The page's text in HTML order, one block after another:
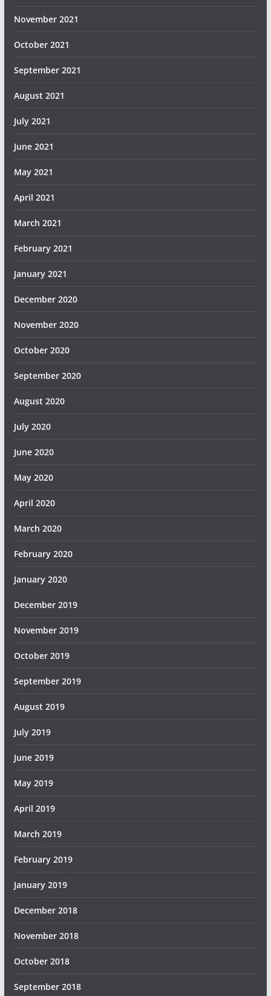
November 2021
October 2021
September 2021
August 2021
July 2021
June 2021
May 2021
April 2021
March 2021
February 2021
January 2021
December 2020
November 2020
October 2020
September 2020
August 2020
July 2020
June 2020
May 2020
April 2020
March 2020
February 2020
January 2020
December 2019
November 2019
October 2019
September 2019
August 2019
July 2019
June 2019
May 2019
April 2019
March 2019
February 2019
January 2019
December 2018
November 2018
October 2018
September 2018